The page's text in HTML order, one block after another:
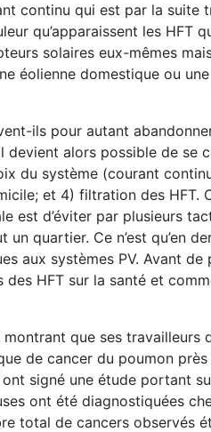
continu qui est par la suite
qu’apparaissent les HFT
solaires eux-mêmes
éolienne domestique ou
ils pour autant
alors possible de se
du système (courant
et 4) filtration des HFT.
est d’éviter par plusieurs
quartier. Ce n’est qu’en
aux systèmes PV. Avant de
HFT sur la santé et
que ses travailleurs
de cancer du poumon
ont signé une étude portant
ont été diagnostiquées
total de cancers observés